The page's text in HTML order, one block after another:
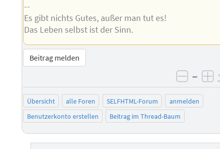
--
Es gibt nichts Gutes, außer man tut es!
Das Leben selbst ist der Sinn.
Beitrag melden
–
Übersicht alle Foren SELFHTML-Forum
anmelden
Benutzerkonto erstellen
Beitrag im Thread-Baum